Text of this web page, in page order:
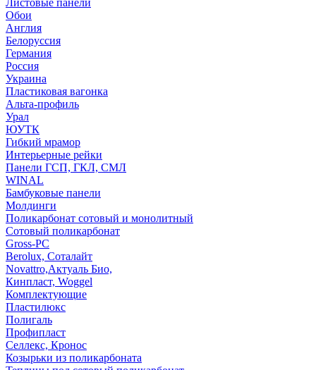
Листовые панели
Обои
Англия
Белоруссия
Германия
Россия
Украина
Пластиковая вагонка
Альта-профиль
Урал
ЮУТК
Гибкий мрамор
Интерьерные рейки
Панели ГСП, ГКЛ, СМЛ
WINAL
Бамбуковые панели
Молдинги
Поликарбонат сотовый и монолитный
Сотовый поликарбонат
Gross-PC
Berolux, Соталайт
Novattro,Актуаль Био,
Кинпласт, Woggel
Комплектующие
Пластилюкс
Полигаль
Профипласт
Селлекс, Кронос
Козырьки из поликарбоната